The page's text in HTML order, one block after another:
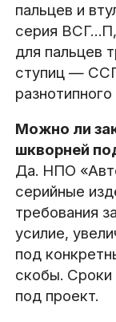
пальцев и
серия
для пальцев
ступиц —
Можно ли
шкворней
Да. НПО
серийные
требования
усилие,
под
скобы.
под проект.